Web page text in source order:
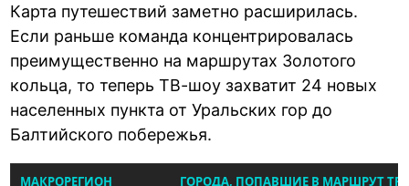
Карта путешествий заметно расширилась.
Если раньше команда концентрировалась
преимущественно на маршрутах Золотого
кольца, то теперь ТВ-шоу захватит 24 новых
населенных пункта от Уральских гор до
Балтийского побережья.
МАКРОРЕГИОН ГОРОДА, ПОПАВШИЕ В МАРШРУТ